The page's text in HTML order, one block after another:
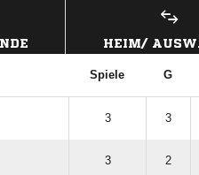
HEIM/
Spiele G
3 3
3 2